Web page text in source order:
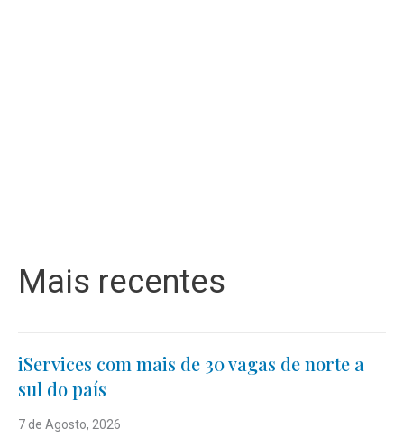
Mais recentes
iServices com mais de 30 vagas de norte a
sul do país
7 de Agosto, 2026